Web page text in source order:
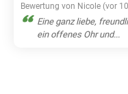
Bewertung von Nicole (vor
Eine ganz liebe,
ein offenes Ohr und...